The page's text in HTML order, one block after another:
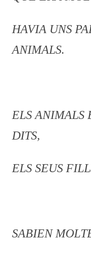
HAVIA UNS
ANIMALS.
ELS ANIMALS
DITS,
ELS SEUS
SABIEN